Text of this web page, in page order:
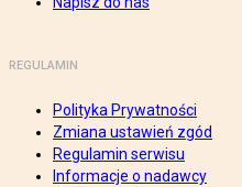
REGULAMIN
Polityka Prywatności
Zmiana ustawień zgód
Regulamin serwisu
Informacje o nadawcy